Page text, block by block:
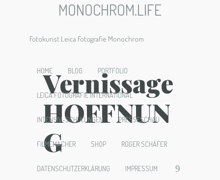
MONOCHROM.LIFE
Fotokunst Leica Fotografie Monochrom
HOME BLOG PORTFOLIO
LEICA FOTOGRAFIE INTERNATIONAL
INTENSIV-SCHULUNGEN PRESSESCHAU
FILMEMACHER SHOP ROGER SCHÄFER
DATENSCHUTZERKLÄRUNG IMPRESSUM
Vernissage
HOFFNUN
G